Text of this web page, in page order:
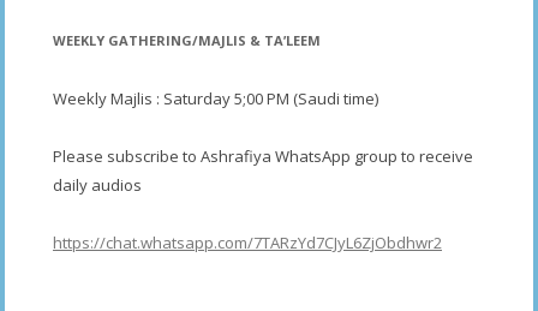
WEEKLY GATHERING/MAJLIS & TA’LEEM
Weekly Majlis : Saturday 5;00 PM (Saudi time)
Please subscribe to Ashrafiya WhatsApp group to receive
daily audios
https://chat.whatsapp.com/7TARzYd7CJyL6ZjObdhwr2